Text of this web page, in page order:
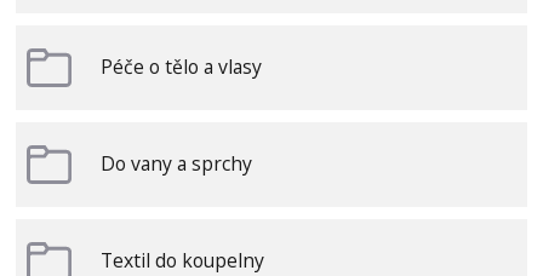
Péče o tělo a vlasy
Do vany a sprchy
Textil do koupelny